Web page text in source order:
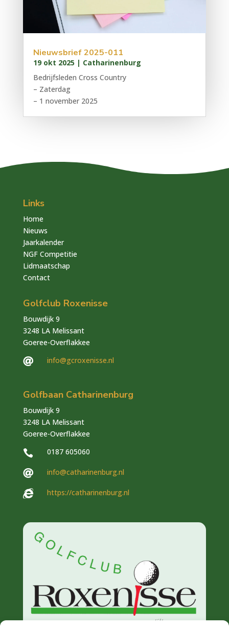
Nieuwsbrief 2025-011
19 okt 2025 | Catharinenburg
Bedrijfsleden Cross Country
– Zaterdag
– 1 november 2025
Links
Home
Nieuws
Jaarkalender
NGF Competitie
Lidmaatschap
Contact
Golfclub Roxenisse
Bouwdijk 9
3248 LA Melissant
Goeree-Overflakkee
 info@gcroxenisse.nl
Golfbaan Catharinenburg
Bouwdijk 9
3248 LA Melissant
Goeree-Overflakkee
 0187 605060
 info@catharinenburg.nl
 https://catharinenburg.nl